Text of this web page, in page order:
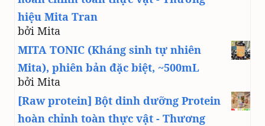
hiệu Mita Tran
bởi Mita
MITA TONIC (Kháng sinh tự nhiên
Mita), phiên bản đặc biệt, ~500mL
bởi Mita
[Raw protein] Bột dinh dưỡng Protein
hoàn chỉnh toàn thực vật - Thương